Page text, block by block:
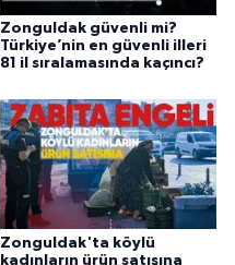
Zonguldak güvenli mi?
Türkiye’nin en güvenli illeri
81 il sıralamasında kaçıncı?
Zonguldak'ta köylü
kadınların ürün satışına